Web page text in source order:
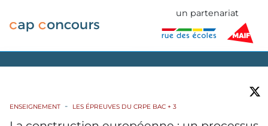
un partenariat
ENSEIGNEMENT LES ÉPREUVES DU CRPE BAC + 3